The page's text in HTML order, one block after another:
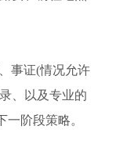
事证(情况允许
、以及专业的
阶段策略。